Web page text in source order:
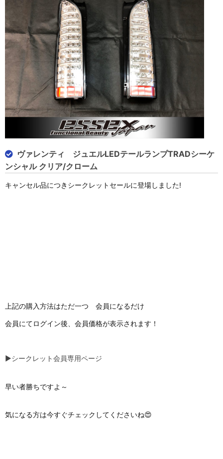
ヴァレンティ ジュエルLEDテールランプTRADシーケ
ンシャル クリア/クローム
キャンセル品につきシークレットセールに登場しました!
上記の購入方法はただ一つ 会員になるだけ
会員にてログイン後、会員価格が表示されます！
▶シークレット会員専用ページ
早い者勝ちですよ～
気になる方は今すぐチェックしてくださいね😍